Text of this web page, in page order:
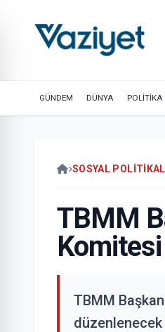
GÜNDEM DÜNYA POLİTİKA
SOSYAL
TBMM
Komitesi
TBMM